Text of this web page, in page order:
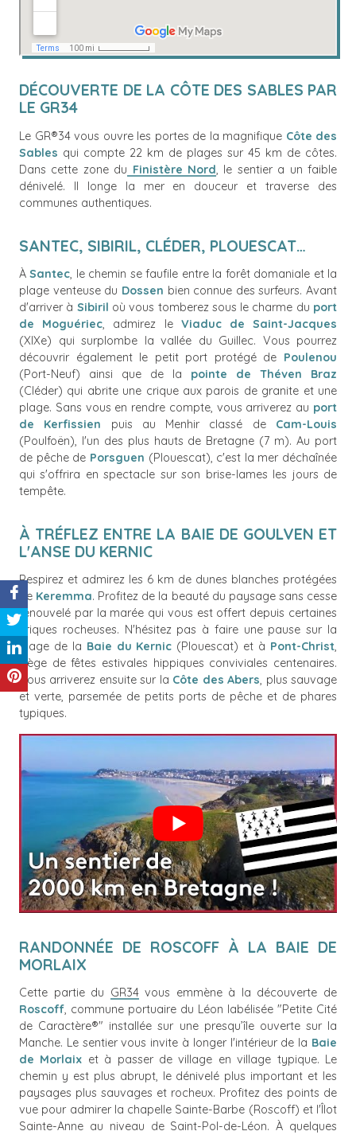
DÉCOUVERTE DE LA CÔTE DES SABLES PAR
LE GR34
Le GR®34 vous ouvre les portes de la magnifique Côte des
Sables qui compte 22 km de plages sur 45 km de côtes.
Dans cette zone du Finistère Nord , le sentier a un faible
dénivelé. Il longe la mer en douceur et traverse des
communes authentiques.
SANTEC, SIBIRIL, CLÉDER, PLOUESCAT…
ÀSantec, le chemin se faufile entre la forêt domaniale et la
plage venteuse du Dossen bien connue des surfeurs. Avant
d'arriver à Sibiril où vous tomberez sous le charme du port
de Moguériec, admirez le Viaduc de Saint-Jacques
(XIXe) qui surplombe la vallée du Guillec. Vous pourrez
découvrir également le petit port protégé de Poulenou
(Port-Neuf) ainsi que de la pointe de Théven Braz
(Cléder) qui abrite une crique aux parois de granite et une
plage. Sans vous en rendre compte, vous arriverez au port
de Kerfissien puis au Menhir classé de Cam-Louis
(Poulfoën), l'un des plus hauts de Bretagne (7 m). Au port
de pêche de Porsguen (Plouescat), c'est la mer déchaînée
qui s'offrira en spectacle sur son brise-lames les jours de
tempête.
À TRÉFLEZ ENTRE LA BAIE DE GOULVEN ET
L'ANSE DU KERNIC
Respirez et admirez les 6 km de dunes blanches protégées
de Keremma. Profitez de la beauté du paysage sans cesse
renouvelé par la marée qui vous est offert depuis certaines
criques rocheuses. N'hésitez pas à faire une pause sur la
plage de la Baie du Kernic (Plouescat) et à Pont-Christ,
siège de fêtes estivales hippiques conviviales centenaires.
Vous arriverez ensuite sur la Côte des Abers, plus sauvage
et verte, parsemée de petits ports de pêche et de phares
typiques.
RANDONNÉE DE ROSCOFF À LA BAIE DE
MORLAIX
Cette partie du GR34vous emmène à la découverte de
Roscoff, commune portuaire du Léon labélisée "Petite Cité
de Caractère®" installée sur une presqu’île ouverte sur la
Manche. Le sentier vous invite à longer l'intérieur de la Baie
de Morlaix et à passer de village en village typique. Le
chemin y est plus abrupt, le dénivelé plus important et les
paysages plus sauvages et rocheux. Profitez des points de
vue pour admirer la chapelle Sainte-Barbe (Roscoff) et l'Îlot
Sainte-Anne au niveau de Saint-Pol-de-Léon. À quelques